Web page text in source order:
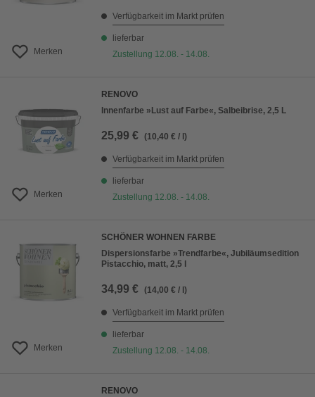
Merken
Verfügbarkeit im Markt prüfen
lieferbar
Zustellung 12.08. - 14.08.
Merken
RENOVO
Innenfarbe »Lust auf Farbe«, Salbeibrise, 2,5 L
25,99 € (10,40 € / l)
Verfügbarkeit im Markt prüfen
lieferbar
Zustellung 12.08. - 14.08.
Merken
SCHÖNER WOHNEN FARBE
Dispersionsfarbe »Trendfarbe«, Jubiläumsedition
Pistacchio, matt, 2,5 l
34,99 € (14,00 € / l)
Verfügbarkeit im Markt prüfen
lieferbar
Zustellung 12.08. - 14.08.
RENOVO